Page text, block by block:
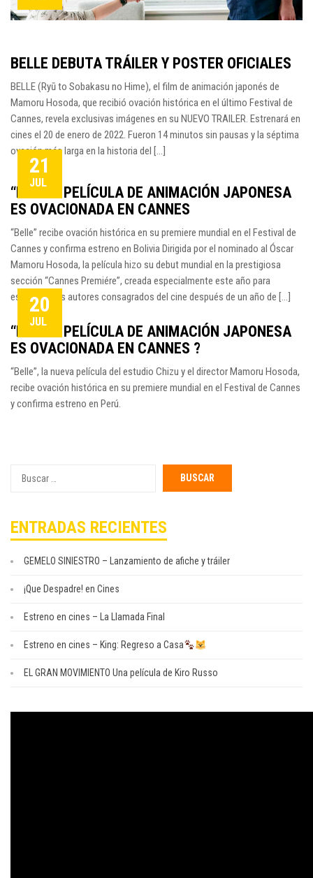
BELLE DEBUTA TRÁILER Y POSTER OFICIALES
BELLE (Ryū to Sobakasu no Hime), el film de animación japonés de
Mamoru Hosoda, que recibió ovación histórica en el último Festival de
Cannes, revela exclusivas imágenes en su NUEVO TRAILER. Estrenará en
cines el 20 de enero de 2022. Fueron 14 minutos sin pausas y la séptima
ovación más larga en la historia del […]
21
JUL
“BELLE” PELÍCULA DE ANIMACIÓN JAPONESA
ES OVACIONADA EN CANNES
“Belle” recibe ovación histórica en su premiere mundial en el Festival de
Cannes y confirma estreno en Bolivia Dirigida por el nominado al Óscar
Mamoru Hosoda, la película hizo su debut mundial en la prestigiosa
sección “Cannes Premiére”, creada especialmente este año para
estrenar a los autores consagrados del cine después de un año de [...]
20
JUL
“BELLE” PELÍCULA DE ANIMACIÓN JAPONESA
ES OVACIONADA EN CANNES ?
“Belle”, la nueva película del estudio Chizu y el director Mamoru Hosoda,
recibe ovación histórica en su premiere mundial en el Festival de Cannes
y confirma estreno en Perú.
por:
ENTRADAS RECIENTES
GEMELO SINIESTRO – Lanzamiento de afiche y tráiler
¡Que Despadre! en Cines
Estreno en cines – La Llamada Final
Estreno en cines – King: Regreso a Casa
EL GRAN MOVIMIENTO Una película de Kiro Russo